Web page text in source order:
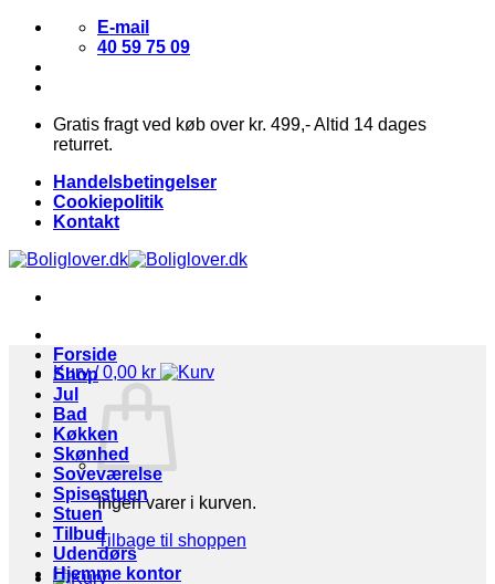
Fortsæt
indhold
E-mail
40 59 75 09
Gratis fragt ved køb over kr. 499,- Altid 14 dages
returret.
Handelsbetingelser
Cookiepolitik
Kontakt
Kurv /0,00 kr
Ingen varer i kurven.
Tilbage til shoppen
Forside
Shop
Jul
Bad
Køkken
Skønhed
Soveværelse
Spisestuen
Stuen
Tilbud
Udendørs
Hjemme kontor